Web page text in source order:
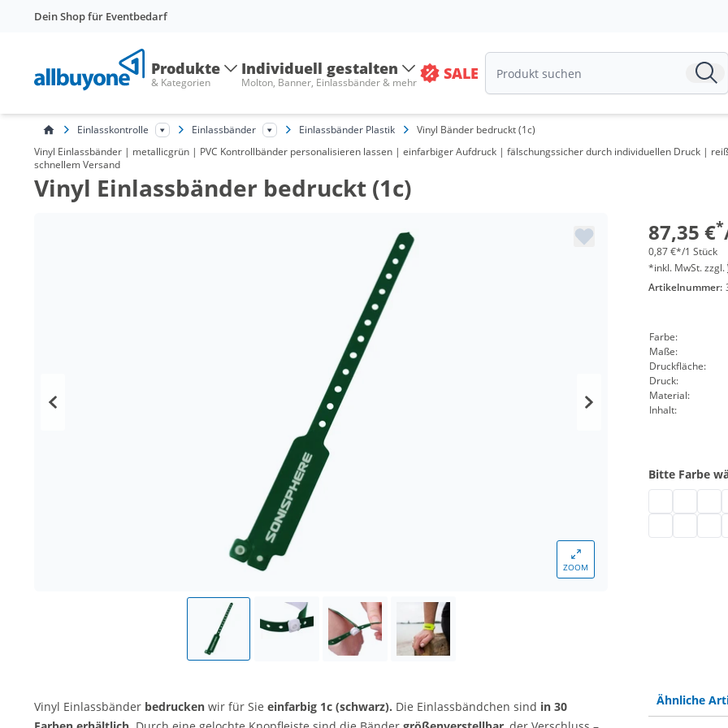
Dein Shop für Eventbedarf
Produkte
& Kategorien
Individuell gestalten
Molton, Banner, Einlassbänder & mehr SALE
Einlasskontrolle Einlassbänder Einlassbänder Plastik
Vinyl Bänder bedruckt (1c)
Vinyl Einlassbänder | metallicgrün | PVC Kontrollbänder personalisieren lassen | einfarbiger Aufdruck | fälschungssicher durch individuellen Druck |
schnellem Versand
Vinyl Einlassbänder bedruckt (1c)
ZOOM
87,35 €*
ab 10
ab 300
ab 500
0,87 €*/1 Stück
*inkl. MwSt. zzgl.
Artikelnummer:
Farbe:
Maße:
Druckfläche:
Druck:
Material:
Inhalt:
Bitte Farbe
Vinyl Einlassbänder bedrucken wir für Sie einfarbig 1c (schwarz). Die Einlassbändchen sind in 30
Ähnliche